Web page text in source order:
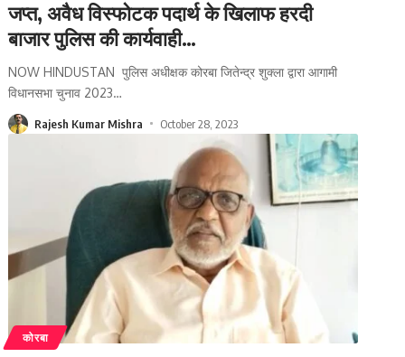
जप्त, अवैध विस्फोटक पदार्थ के खिलाफ हरदी
बाजार पुलिस की कार्यवाही…
NOW HINDUSTAN पुलिस अधीक्षक कोरबा जितेन्द्र शुक्ला द्वारा आगामी
विधानसभा चुनाव 2023…
Rajesh Kumar Mishra October 28, 2023
कोरबा